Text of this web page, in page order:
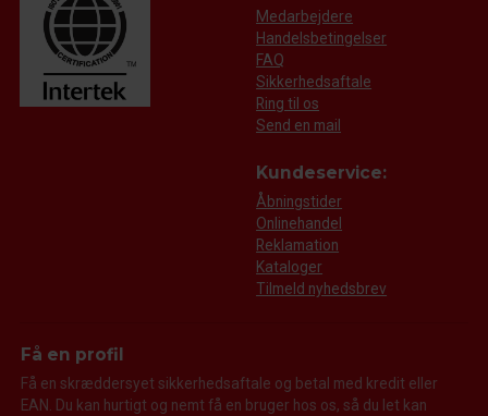
Medarbejdere
Handelsbetingelser
FAQ
Sikkerhedsaftale
Ring til os
Send en mail
Kundeservice:
Åbningstider
Onlinehandel
Reklamation
Kataloger
Tilmeld nyhedsbrev
Få en profil
Få en skræddersyet sikkerhedsaftale og betal med kredit eller
EAN. Du kan hurtigt og nemt få en bruger hos os, så du let kan